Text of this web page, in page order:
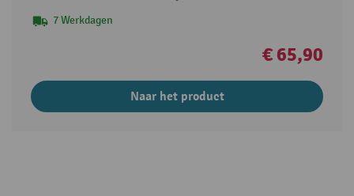
7 Werkdagen
€ 65,90
Naar het product